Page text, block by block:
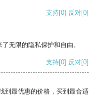
支持[0] 反对[0]
无限的隐私保护和自由。
支持[0] 反对[0]
到最优惠的价格，买到最合适